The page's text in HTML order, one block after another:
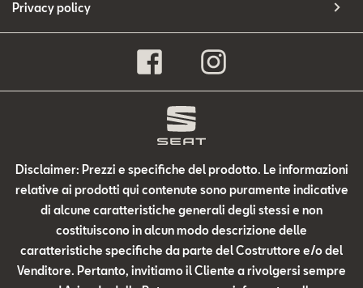
Privacy policy
Disclaimer: Prezzi e specifiche del prodotto. Le informazioni
relative ai prodotti qui contenute sono puramente indicative
di alcune caratteristiche generali degli stessi e non
costituiscono in alcun modo descrizione delle
caratteristiche specifiche da parte del Costruttore e/o del
Venditore. Pertanto, invitiamo il Cliente a rivolgersi sempre